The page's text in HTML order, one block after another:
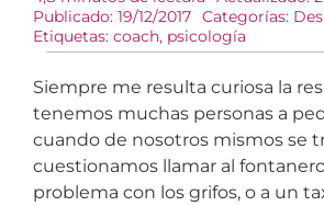
Publicado: 19/12/2017 Categorías:
Etiquetas: coach, psicología
Siempre me resulta curiosa la
tenemos muchas personas a
cuando de nosotros mismos se
cuestionamos llamar al
problema con los grifos, o a un